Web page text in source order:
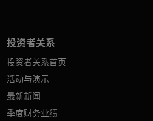
投资者关系
投资者关系首页
活动与演示
最新新闻
季度财务业绩